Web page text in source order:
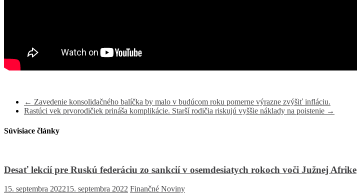
← Zavedenie konsolidačného balíčka by malo v budúcom roku pomerne výrazne zvýšiť infláciu.
Rastúci vek prvorodičiek prináša komplikácie. Starší rodičia riskujú vyššie náklady na poistenie →
Súvisiace články
Desať lekcií pre Ruskú federáciu zo sankcií v osemdesiatych rokoch voči Južnej Afrike
15. septembra 202215. septembra 2022 Finančné Noviny